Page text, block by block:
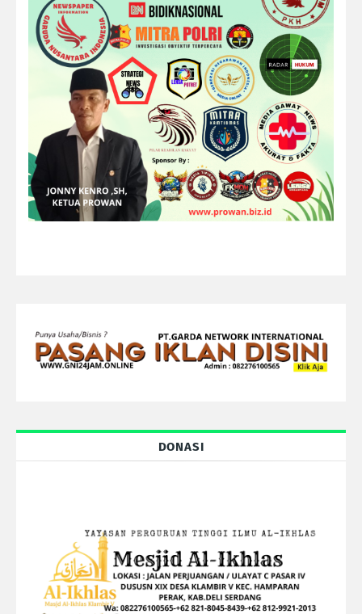
DONASI